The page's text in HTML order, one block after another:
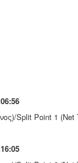
Split Point 1 (Net